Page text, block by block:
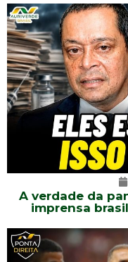
A verdade da
imprensa